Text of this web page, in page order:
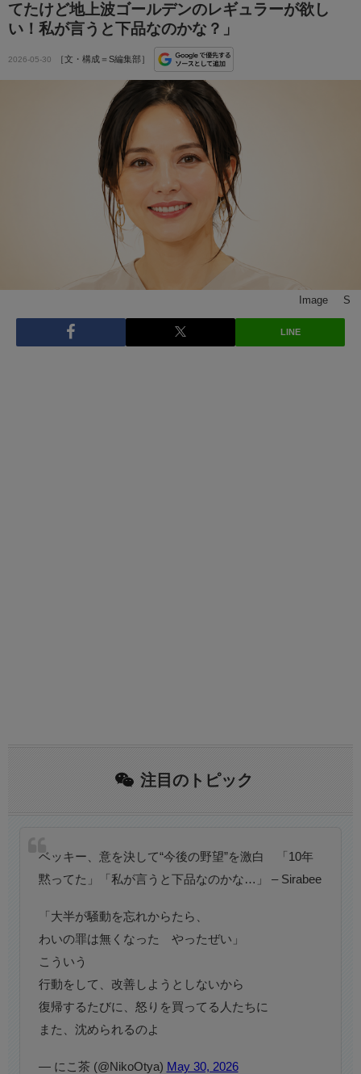
てたけど地上波ゴールデンのレギュラーが欲し
い！私が言うと下品なのかな？」
2026-05-30 ［文・構成＝S編集部］
Image © S
LINE
注目のトピック
ベッキー、意を決して“今後の野望”を激白 「10年
黙ってた」「私が言うと下品なのかな…」 – Sirabee
「大半が騒動を忘れからたら、
わいの罪は無くなった やったぜい」
こういう
行動をして、改善しようとしないから
復帰するたびに、怒りを買ってる人たちに
また、沈められるのよ
— にこ茶 (@NikoOtya) May 30, 2026